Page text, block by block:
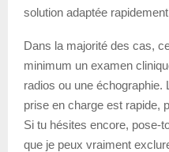
solution adaptée
Dans la majorité des cas,
minimum un examen
radios ou une échographie.
prise en charge est rapide,
Si tu hésites encore, pose-
que je peux vraiment